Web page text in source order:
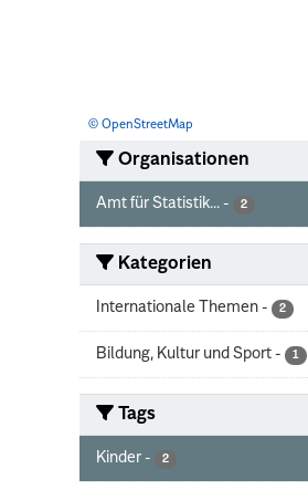
© OpenStreetMap
Organisationen
Amt für Statistik... - 2
Kategorien
Internationale Themen - 2
Bildung, Kultur und Sport - 1
Tags
Kinder - 2